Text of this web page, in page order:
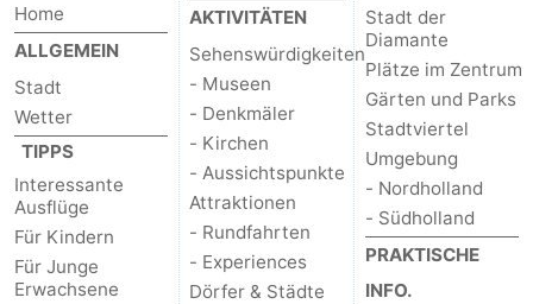
Home
ALLGEMEIN
Stadt
Wetter
TIPPS
Interessante
Ausflüge
Für Kindern
Für Junge
Erwachsene
AKTIVITÄTEN
Sehenswürdigkeiten
- Museen
- Denkmäler
- Kirchen
- Aussichtspunkte
Attraktionen
- Rundfahrten
- Experiences
Dörfer & Städte
Stadt der
Diamante
Plätze im Zentrum
Gärten und Parks
Stadtviertel
Umgebung
- Nordholland
- Südholland
PRAKTISCHE
INFO.